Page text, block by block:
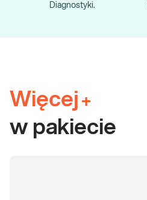
Diagnostyki.
Więcej +
w pakiecie